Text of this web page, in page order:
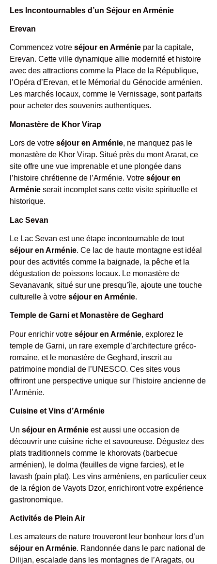
Les Incontournables d’un Séjour en Arménie
Erevan
Commencez votre séjour en Arménie par la capitale,
Erevan. Cette ville dynamique allie modernité et histoire
avec des attractions comme la Place de la République,
l’Opéra d’Erevan, et le Mémorial du Génocide arménien.
Les marchés locaux, comme le Vernissage, sont parfaits
pour acheter des souvenirs authentiques.
Monastère de Khor Virap
Lors de votre séjour en Arménie, ne manquez pas le
monastère de Khor Virap. Situé près du mont Ararat, ce
site offre une vue imprenable et une plongée dans
l’histoire chrétienne de l’Arménie. Votre séjour en
Arménie serait incomplet sans cette visite spirituelle et
historique.
Lac Sevan
Le Lac Sevan est une étape incontournable de tout
séjour en Arménie. Ce lac de haute montagne est idéal
pour des activités comme la baignade, la pêche et la
dégustation de poissons locaux. Le monastère de
Sevanavank, situé sur une presqu’île, ajoute une touche
culturelle à votre séjour en Arménie.
Temple de Garni et Monastère de Geghard
Pour enrichir votre séjour en Arménie, explorez le
temple de Garni, un rare exemple d’architecture gréco-
romaine, et le monastère de Geghard, inscrit au
patrimoine mondial de l’UNESCO. Ces sites vous
offriront une perspective unique sur l’histoire ancienne de
l’Arménie.
Cuisine et Vins d’Arménie
Un séjour en Arménie est aussi une occasion de
découvrir une cuisine riche et savoureuse. Dégustez des
plats traditionnels comme le khorovats (barbecue
arménien), le dolma (feuilles de vigne farcies), et le
lavash (pain plat). Les vins arméniens, en particulier ceux
de la région de Vayots Dzor, enrichiront votre expérience
gastronomique.
Activités de Plein Air
Les amateurs de nature trouveront leur bonheur lors d’un
séjour en Arménie. Randonnée dans le parc national de
Dilijan, escalade dans les montagnes de l’Aragats, ou